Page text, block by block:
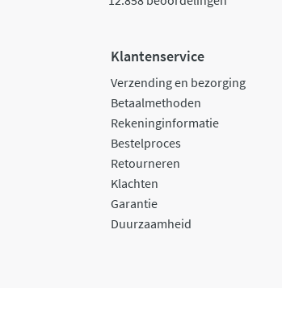
Klantenservice
Verzending en bezorging
Betaalmethoden
Rekeninginformatie
Bestelproces
Retourneren
Klachten
Garantie
Duurzaamheid